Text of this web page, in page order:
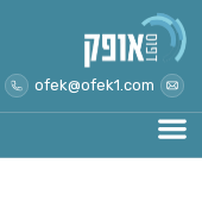
ofek@ofek1.com